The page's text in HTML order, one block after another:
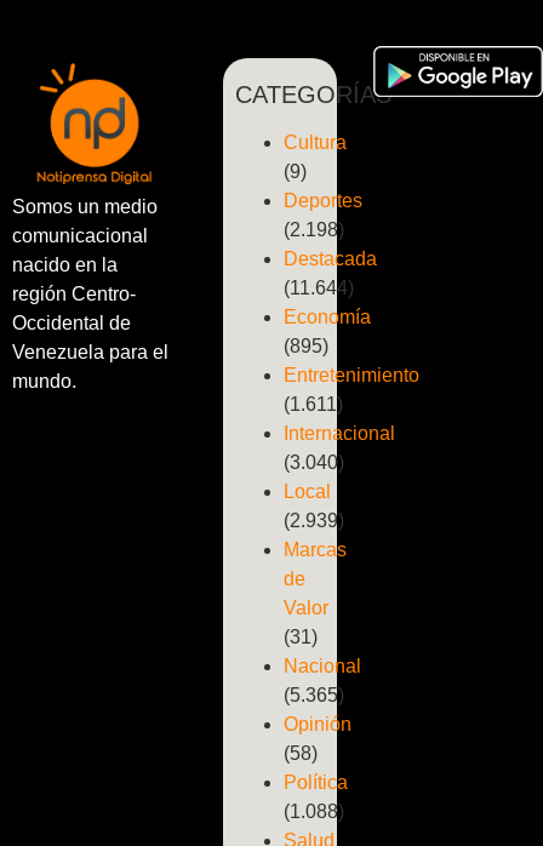
Somos un medio
comunicacional
nacido en la
región Centro-
Occidental de
Venezuela para el
mundo.
CATEGORÍAS
Cultura
(9)
Deportes
(2.198)
Destacada
(11.644)
Economía
(895)
Entretenimiento
(1.611)
Internacional
(3.040)
Local
(2.939)
Marcas
de
Valor
(31)
Nacional
(5.365)
Opinión
(58)
Política
(1.088)
Salud